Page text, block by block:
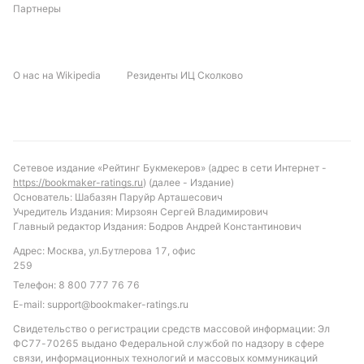
Партнеры
О нас на Wikipedia Резиденты ИЦ Сколково
Сетевое издание «Рейтинг Букмекеров» (адрес в сети Интернет -
https://bookmaker-ratings.ru) (далее - Издание)
Основатель: Шабазян Паруйр Арташесович
Учредитель Издания: Мирзоян Сергей Владимирович
Главный редактор Издания: Бодров Андрей Константинович
Адрес: Москва, ул.Бутлерова 17, офис
259
Телефон: 8 800 777 76 76
E-mail: support@bookmaker-ratings.ru
Свидетельство о регистрации средств массовой информации: Эл
ФС77-70265 выдано Федеральной службой по надзору в сфере
связи, информационных технологий и массовых коммуникаций